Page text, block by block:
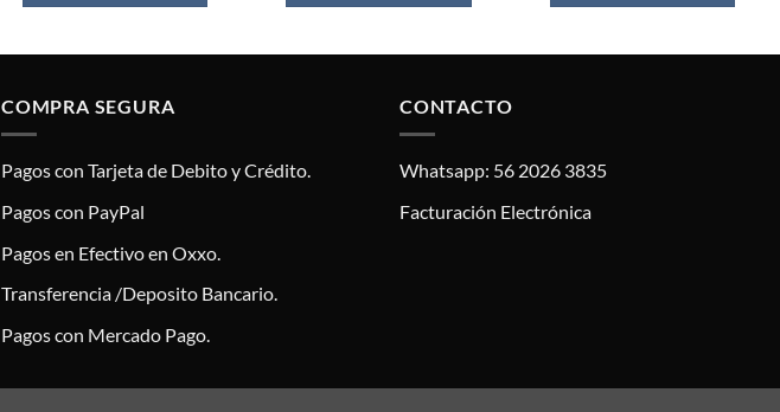
COMPRA SEGURA
Pagos con Tarjeta de Debito y Crédito.
Pagos con PayPal
Pagos en Efectivo en Oxxo.
Transferencia /Deposito Bancario.
Pagos con Mercado Pago.
CONTACTO
Whatsapp: 56 2026 3835
Facturación Electrónica